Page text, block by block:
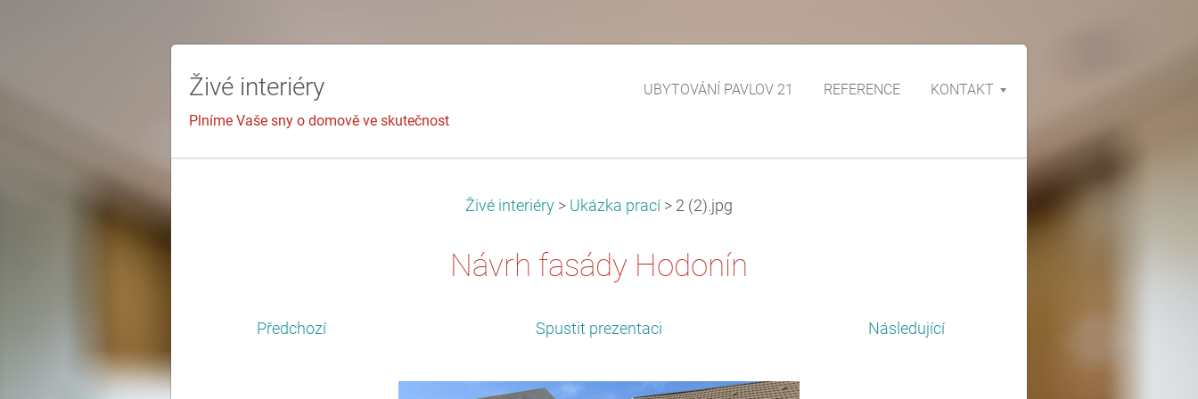
Živé interiéry
Plníme Vaše sny o domově ve skutečnost
UBYTOVÁNÍ PAVLOV 21 REFERENCE KONTAKT
Živé interiéry > Ukázka prací > 2 (2).jpg
Návrh fasády Hodonín
Předchozí Spustit prezentaci Následující